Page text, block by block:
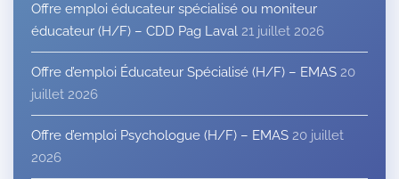
Offre emploi éducateur spécialisé ou moniteur
éducateur (H/F) – CDD Pag Laval 21 juillet 2026
Offre d’emploi Éducateur Spécialisé (H/F) – EMAS 20
juillet 2026
Offre d’emploi Psychologue (H/F) – EMAS 20 juillet
2026